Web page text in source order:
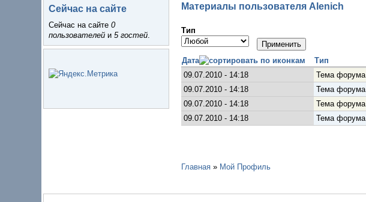
Сейчас на сайте
Сейчас на сайте 0
пользователей и 5 гостей.
Материалы пользователя Alenich
Тип
Дата Тип
09.07.2010 - 14:18
Тема форума
09.07.2010 - 14:18
Тема форума
09.07.2010 - 14:18
Тема форума
09.07.2010 - 14:18
Тема форума
Главная » Мой Профиль